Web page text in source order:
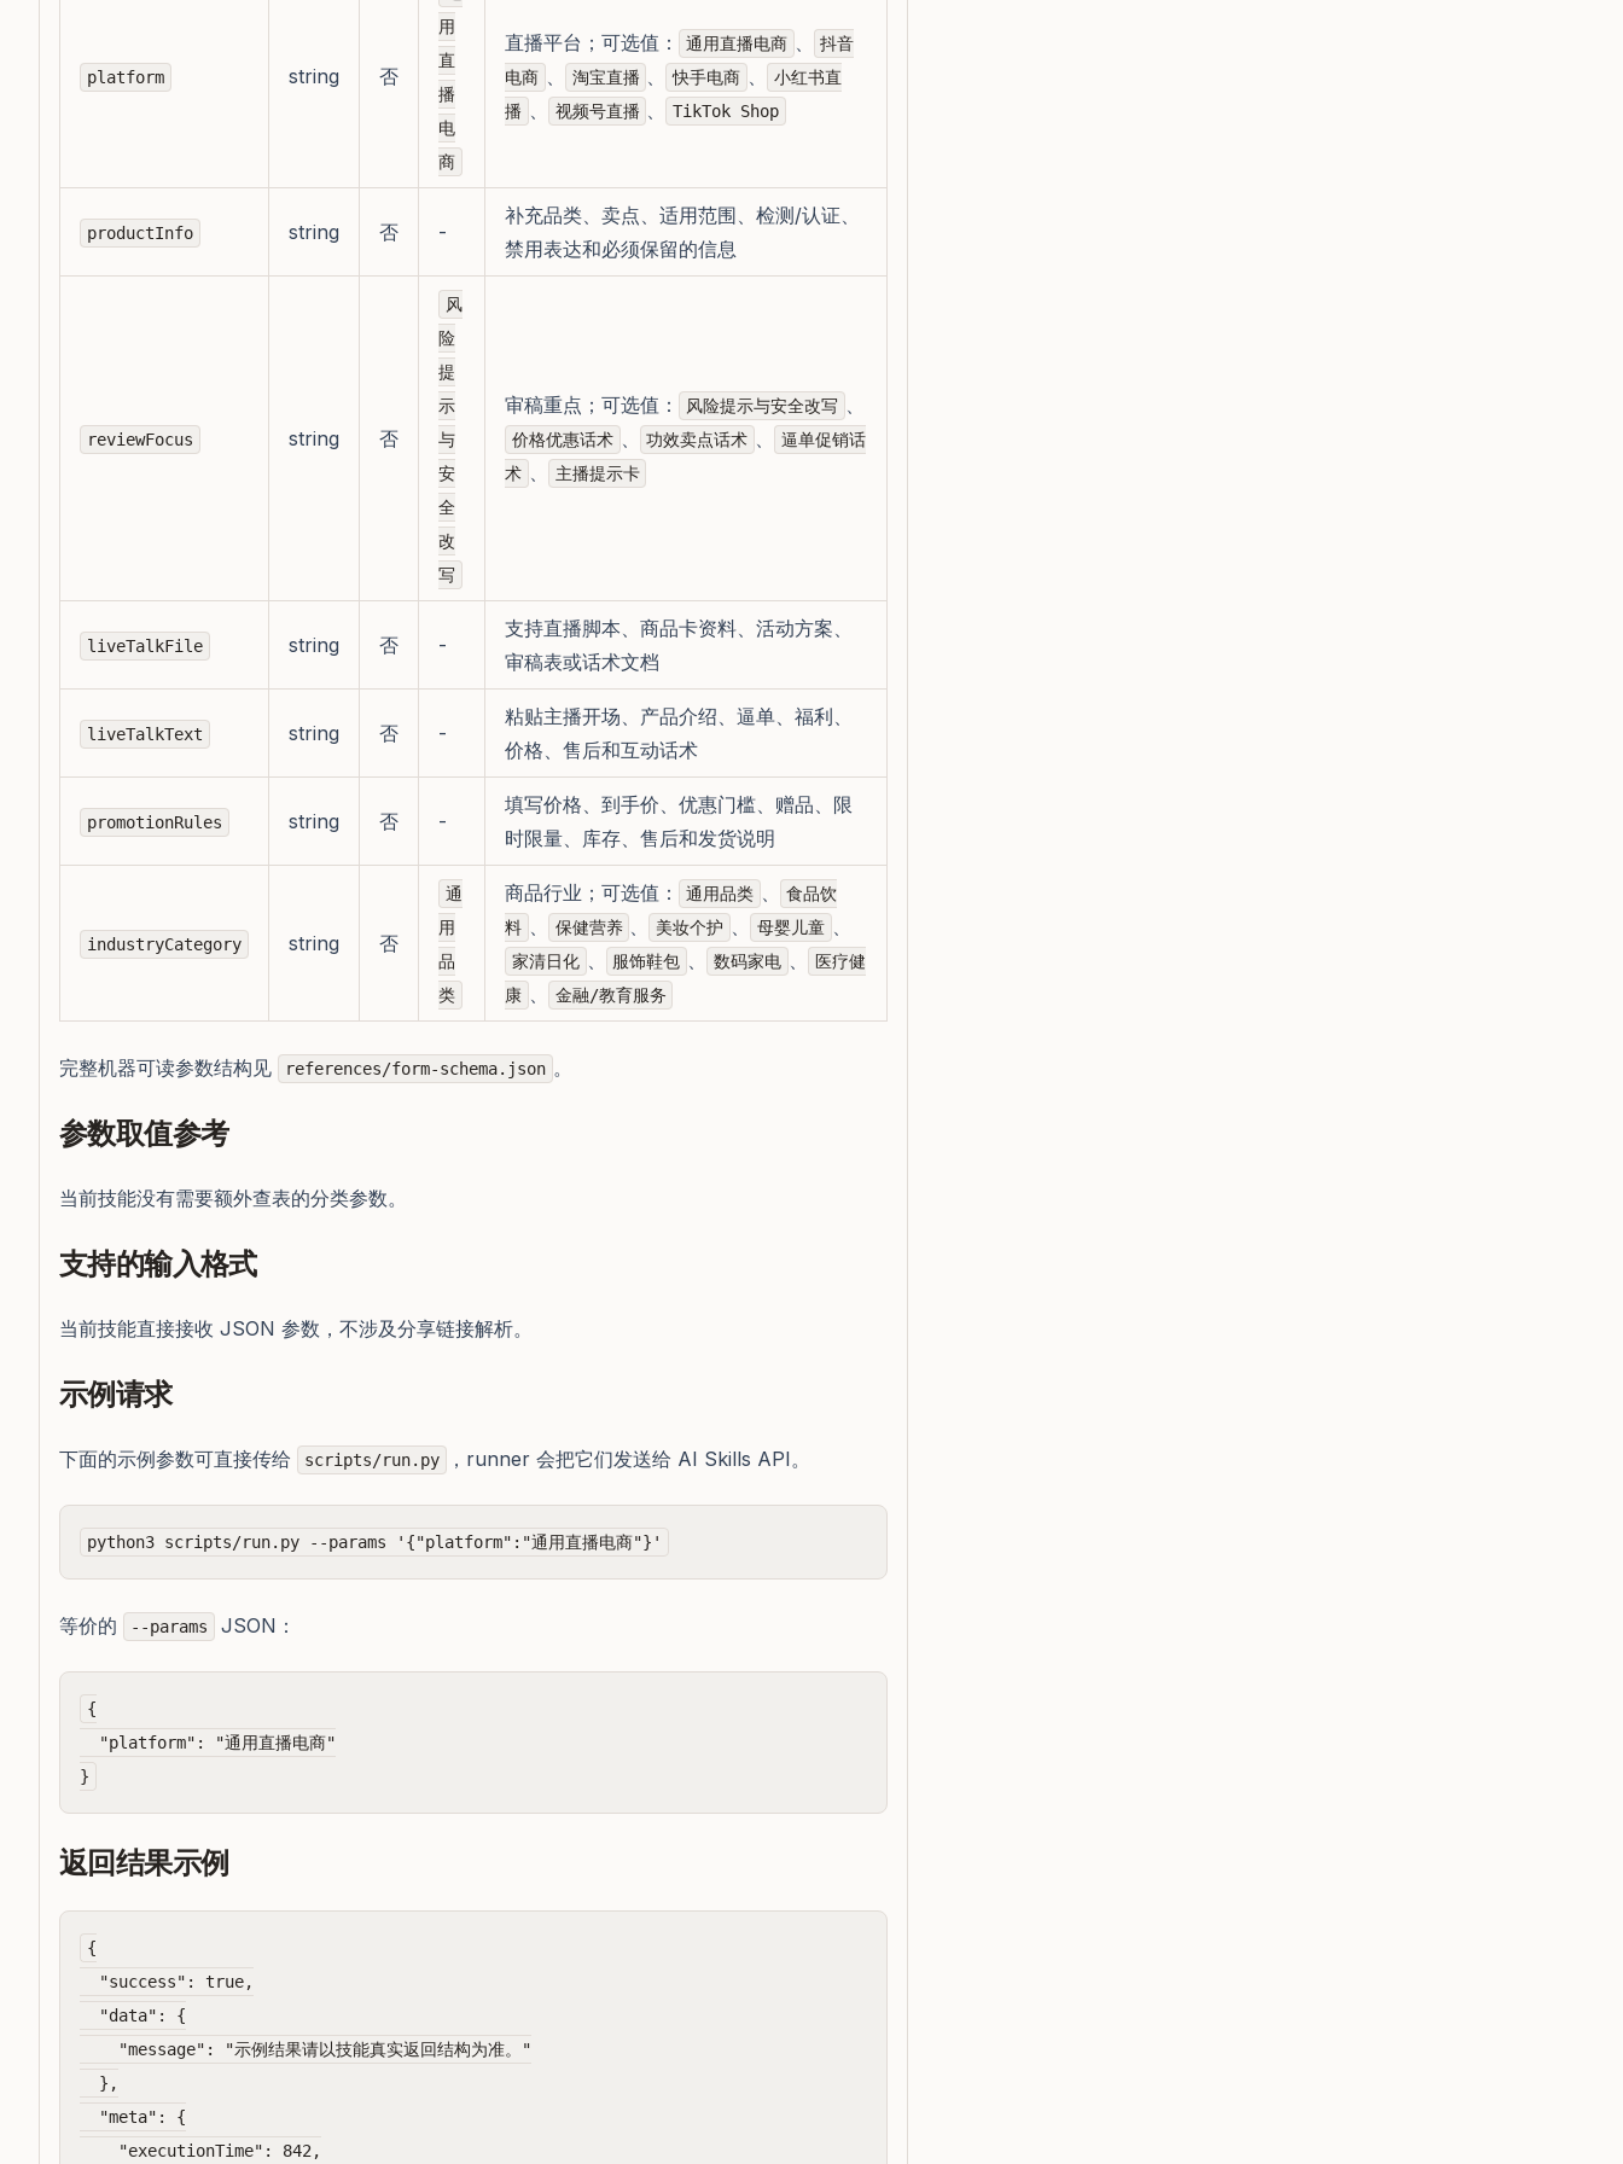
platform string 否
用
直
播
电
商
直播平台；可选值： 通用直播电商 、
抖音
电商 、 淘宝直播 、 快手电商 、
小红书直
播 、 视频号直播 、 TikTok Shop
productInfo string 否 -
补充品类、卖点、适用范围、检测/认证、
禁用表达和必须保留的信息
reviewFocus string 否
风
险
提
示
与
安
全
改
写
审稿重点；可选值： 风险提示与安全改写 、
价格优惠话术 、 功效卖点话术 、
逼单促销话
术 、 主播提示卡
liveTalkFile string 否 -
支持直播脚本、商品卡资料、活动方案、
审稿表或话术文档
liveTalkText string 否 -
粘贴主播开场、产品介绍、逼单、福利、
价格、售后和互动话术
promotionRules string 否 -
填写价格、到手价、优惠门槛、赠品、限
时限量、库存、售后和发货说明
industryCategory string 否
通
用
品
类
商品行业；可选值： 通用品类 、
食品饮
料 、 保健营养 、 美妆个护 、 母婴儿童 、
家清日化 、 服饰鞋包 、 数码家电 、
医疗健
康 、 金融/教育服务
完整机器可读参数结构见 references/form-schema.json 。
参数取值参考
当前技能没有需要额外查表的分类参数。
支持的输入格式
当前技能直接接收 JSON 参数，不涉及分享链接解析。
示例请求
下面的示例参数可直接传给 scripts/run.py ，runner 会把它们发送给 AI Skills API。
等价的 --params JSON：
{
  "platform": "通用直播电商"
返回结果示例
{
  "success": true,
  "data": {
    "message": "示例结果请以技能真实返回结构为准。"
  },
  "meta": {
    "executionTime": 842,